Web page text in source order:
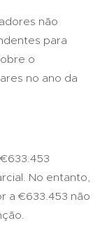
não
para
o
no ano da
No entanto,
a €633.453 não